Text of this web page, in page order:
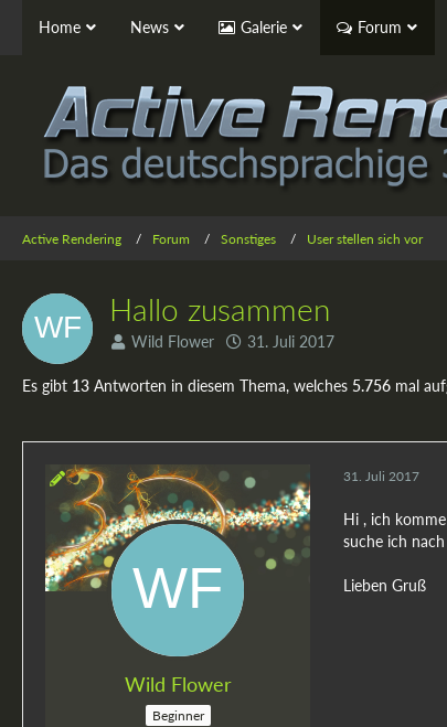
Home News Galerie Forum
Active Rendering Forum Sonstiges User stellen sich vor
Hallo zusammen
Wild Flower 31. Juli 2017
Es gibt 13 Antworten in diesem Thema, welches 5.756 mal
Wild Flower
Beginner
31. Juli 2017
Hi , ich
suche ich
Lieben Gruß